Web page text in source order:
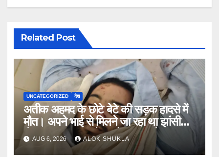
Related Post
UNCATEGORIZED देश
अतीक अहमद के छोटे बेटे की सड़क हादसे में
मौत। अपने भाई से मिलने जा रहा था झांसी
जेल (सूत्र)। कार में 5 लोग सवार थे।
AUG 6, 2026 ALOK SHUKLA